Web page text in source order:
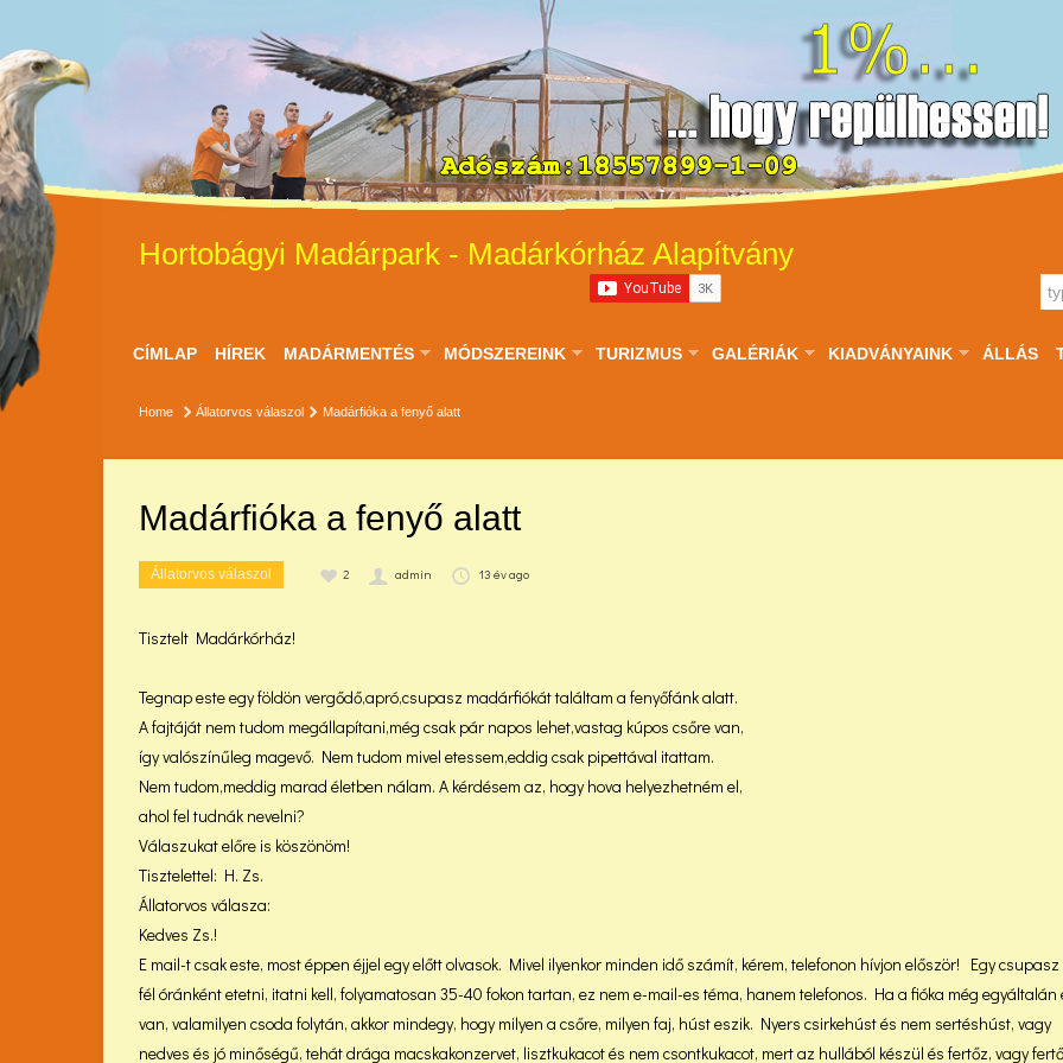
Hortobágyi Madárpark - Madárkórház Alapítvány
CÍMLAP HÍREK MADÁRMENTÉS MÓDSZEREINK TURIZMUS GALÉRIÁK KIADVÁNYAINK ÁLLÁS
Home Állatorvos válaszol Madárfióka a fenyő alatt
Madárfióka a fenyő alatt
Állatorvos válaszol 2 admin 13 év ago
Tisztelt Madárkórház!
Tegnap este egy földön vergődő,apró,csupasz madárfiókát találtam a fenyőfánk alatt.
A fajtáját nem tudom megállapítani,még csak pár napos lehet,vastag kúpos csőre van,
így valószínűleg magevő. Nem tudom mivel etessem,eddig csak pipettával itattam.
Nem tudom,meddig marad életben nálam. A kérdésem az, hogy hova helyezhetném el,
ahol fel tudnák nevelni?
Válaszukat előre is köszönöm!
Tisztelettel: H. Zs.
Állatorvos válasza:
Kedves Zs.!
E mail-t csak este, most éppen éjjel egy előtt olvasok. Mivel ilyenkor minden idő számít, kérem, telefonon hívjon először! Egy
fél óránként etetni, itatni kell, folyamatosan 35-40 fokon tartan, ez nem e-mail-es téma, hanem telefonos. Ha a fióka még egyáltalán
van, valamilyen csoda folytán, akkor mindegy, hogy milyen a csőre, milyen faj, húst eszik. Nyers csirkehúst és nem sertéshúst, vagy
nedves és jó minőségű, tehát drága macskakonzervet, lisztkukacot és nem csontkukacot, mert az hullából készül és fertőz, vagy